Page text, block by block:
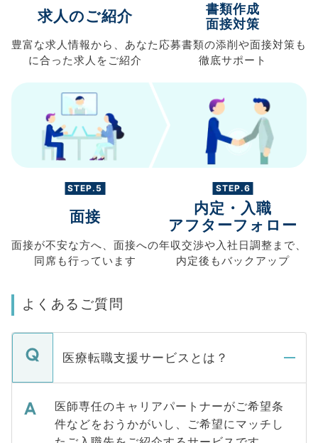
求人のご紹介
豊富な求人情報から、 あなた
に合った求人を ご紹介
書類作成
面接対策
応募書類の添削や面接対策も
徹底サポート
STEP.5
面接
面接が不安な方へ、 面接への
同席も行っています
STEP.6
内定・入職
アフターフォロー
年収交渉や入社日調整まで、
内定後もバックアップ
よくあるご質問
医療転職支援サービスとは？
医師専任のキャリアパートナーがご希望条
件などをおうかがいし、ご希望にマッチし